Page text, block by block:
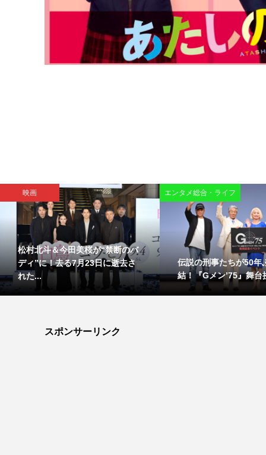
映画
松村北斗＆今田美桜が“禁断のバ
ディ”に！去る7月23日に逝去さ
れた...
エンタメ総合・ライフ
伝説の刑事たちが50年
結！『Gメン’75』舞台
スポンサーリンク